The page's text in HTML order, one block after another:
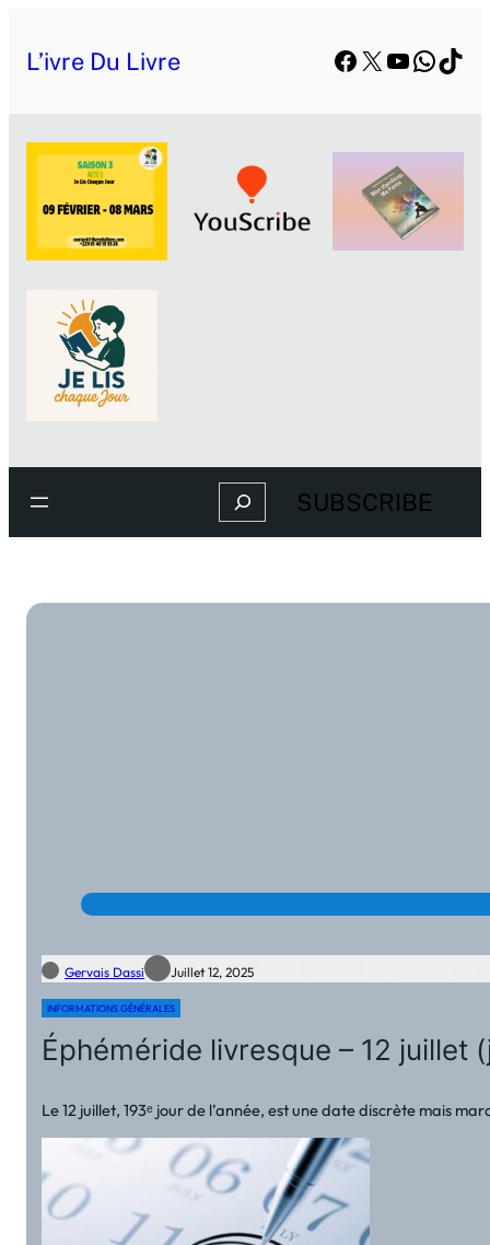
L’ivre Du Livre Facebook
X YouTube
Search SUBSCRIBE
Gervais Dassi Juillet 12, 2025
INFORMATIONS GÉNÉRALES
Éphéméride livresque – 12 juillet
Le 12 juillet, 193ᵉ jour de l’année, est une date discrète mais